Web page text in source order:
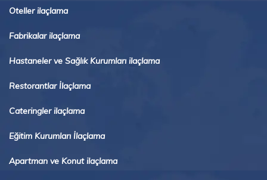
Oteller ilaçlama
Fabrikalar ilaçlama
Hastaneler ve Sağlık Kurumları ilaçlama
Restorantlar İlaçlama
Cateringler ilaçlama
Eğitim Kurumları İlaçlama
Apartman ve Konut ilaçlama